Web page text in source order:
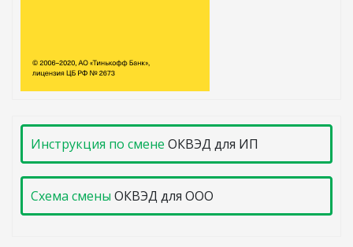
Инструкция по смене ОКВЭД для ИП
Схема смены ОКВЭД для ООО